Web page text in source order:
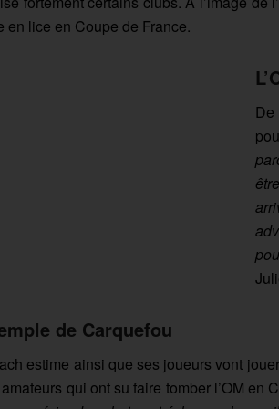
en lice en Coupe de France.
de Carquefou
estime ainsi que ses joueurs vont
qui ont su faire tomber l’OM